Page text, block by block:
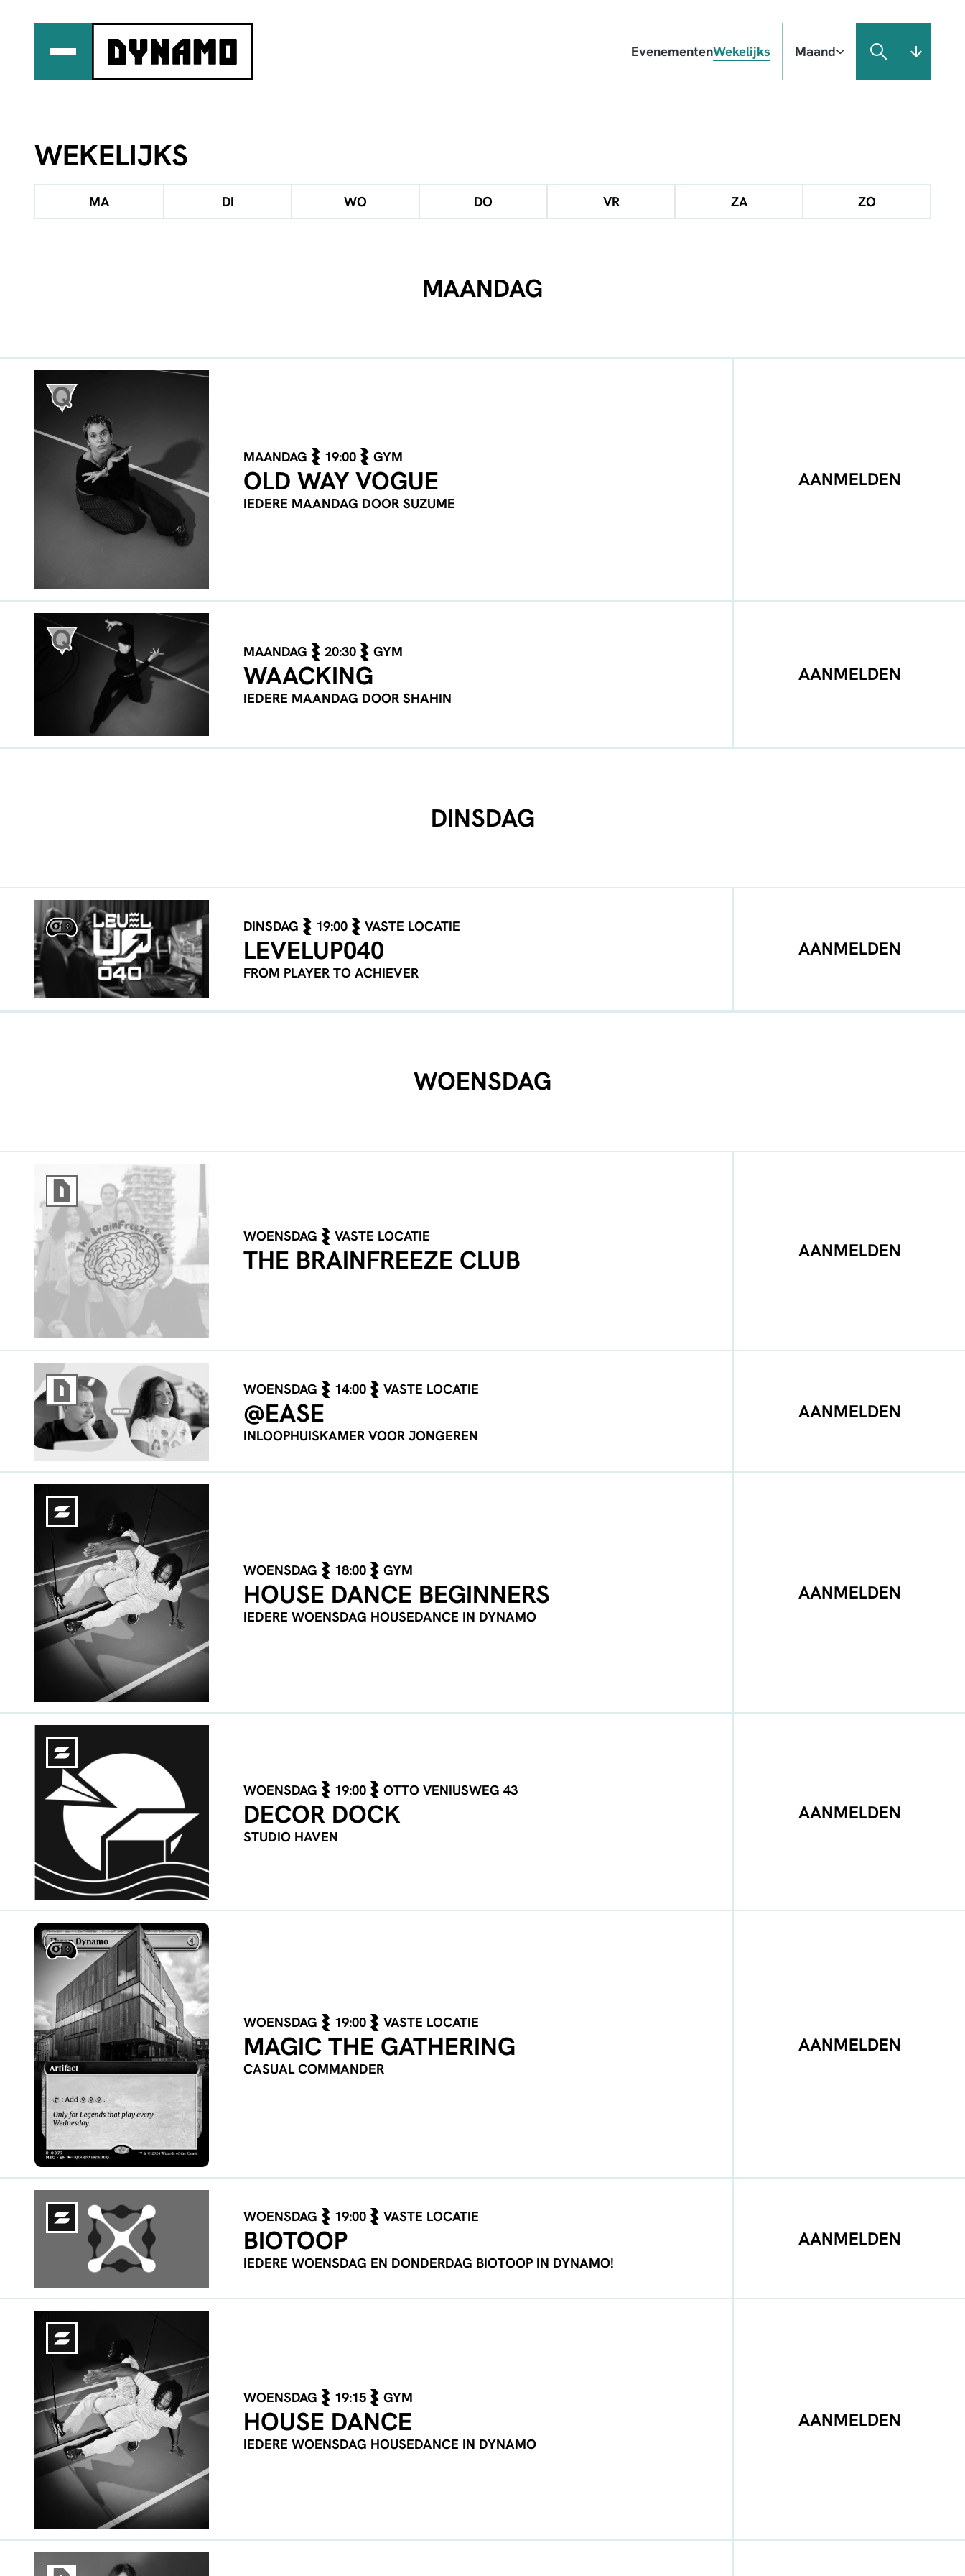
EvenementenWekelijks Maand
WEKELIJKS
MA DI WO DO VR ZA ZO
MAANDAG
MAANDAG 19:00 GYM
OLD WAY VOGUE
IEDERE MAANDAG DOOR SUZUME
AANMELDEN
MAANDAG 20:30 GYM
WAACKING
IEDERE MAANDAG DOOR SHAHIN
AANMELDEN
DINSDAG
DINSDAG 19:00 VASTE LOCATIE
LEVELUP040
FROM PLAYER TO ACHIEVER
AANMELDEN
WOENSDAG
WOENSDAG VASTE LOCATIE
THE BRAINFREEZE CLUB AANMELDEN
WOENSDAG 14:00 VASTE LOCATIE
@EASE
INLOOPHUISKAMER VOOR JONGEREN
AANMELDEN
WOENSDAG 18:00 GYM
HOUSE DANCE BEGINNERS
IEDERE WOENSDAG HOUSEDANCE IN DYNAMO
AANMELDEN
WOENSDAG 19:00 OTTO VENIUSWEG 43
DECOR DOCK
STUDIO HAVEN
AANMELDEN
WOENSDAG 19:00 VASTE LOCATIE
MAGIC THE GATHERING
CASUAL COMMANDER
AANMELDEN
WOENSDAG 19:00 VASTE LOCATIE
BIOTOOP
IEDERE WOENSDAG EN DONDERDAG BIOTOOP IN DYNAMO!
AANMELDEN
WOENSDAG 19:15 GYM
HOUSE DANCE
IEDERE WOENSDAG HOUSEDANCE IN DYNAMO
AANMELDEN